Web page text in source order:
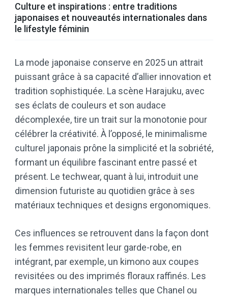
Culture et inspirations : entre traditions
japonaises et nouveautés internationales dans
le lifestyle féminin
La mode japonaise conserve en 2025 un attrait
puissant grâce à sa capacité d’allier innovation et
tradition sophistiquée. La scène Harajuku, avec
ses éclats de couleurs et son audace
décomplexée, tire un trait sur la monotonie pour
célébrer la créativité. À l’opposé, le minimalisme
culturel japonais prône la simplicité et la sobriété,
formant un équilibre fascinant entre passé et
présent. Le techwear, quant à lui, introduit une
dimension futuriste au quotidien grâce à ses
matériaux techniques et designs ergonomiques.
Ces influences se retrouvent dans la façon dont
les femmes revisitent leur garde-robe, en
intégrant, par exemple, un kimono aux coupes
revisitées ou des imprimés floraux raffinés. Les
marques internationales telles que Chanel ou